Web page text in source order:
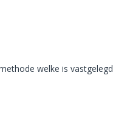
welke is vastgelegd